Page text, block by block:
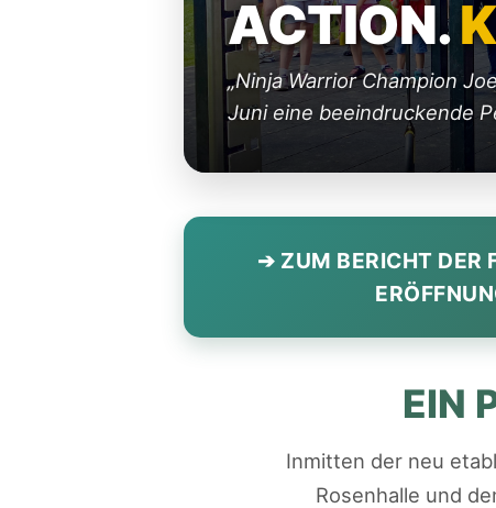
ACTION.
„Ninja Warrior Champion
Juni eine beeindruckende
➔ ZUM BERICHT DER
EIN
Inmitten der neu
Rosenhalle und